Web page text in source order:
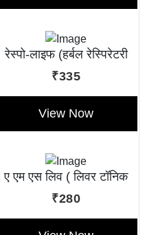
रेस्पो-लाइफ (हर्बल रेस्पिरेटरी
टॉनिक)
₹335
View Now
ए एम एस लिव ( लिवर टॉनिक
लिक्विड )
₹280